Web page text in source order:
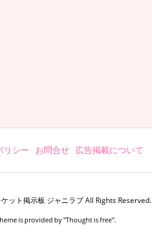
リシー お問合せ 広告掲載について
ット掲示板 ジャニラブAll Rights Reserved.
is provided by "Thought is free".